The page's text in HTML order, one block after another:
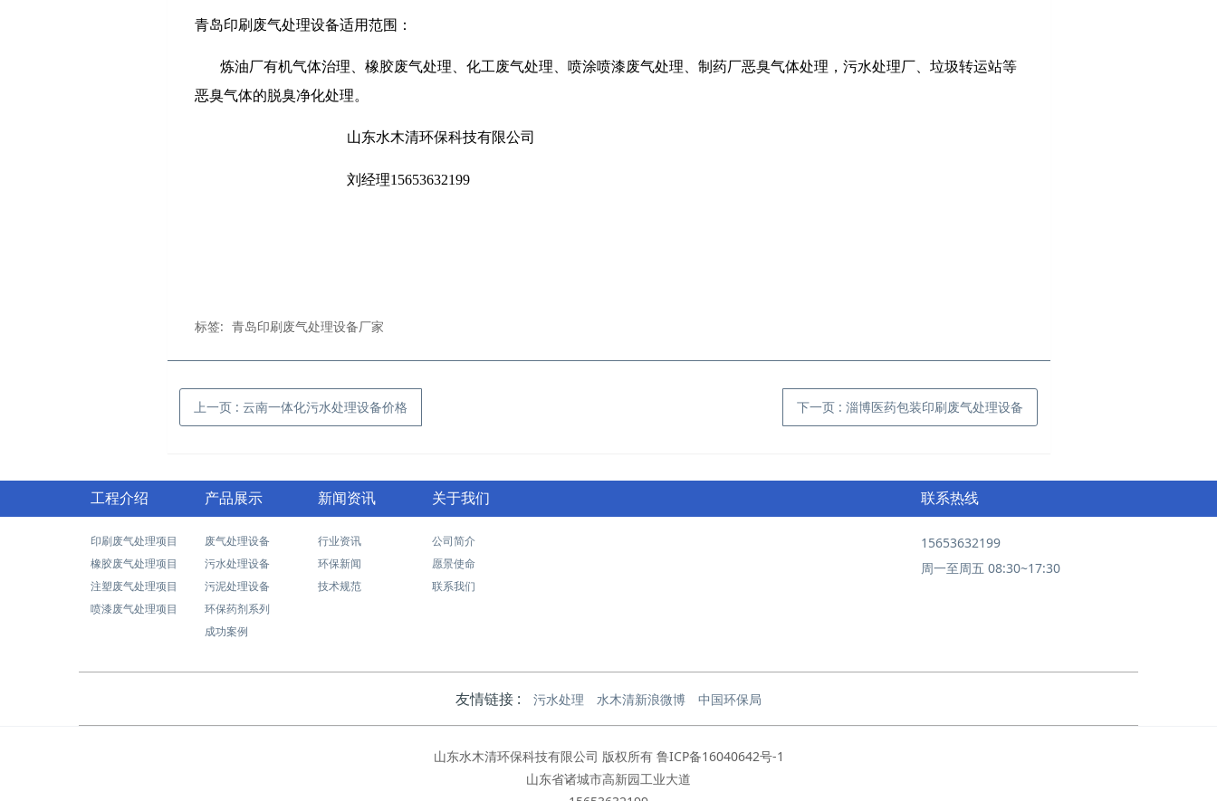
青岛印刷废气处理设备适用范围：
炼油厂有机气体治理、橡胶废气处理、化工废气处理、喷涂喷漆废气处理、制药厂恶臭气体处理，污水处理厂、垃圾转运站等
恶臭气体的脱臭净化处理。
山东水木清环保科技有限公司
刘经理15653632199
标签: 青岛印刷废气处理设备厂家
上一页 : 云南一体化污水处理设备价格 下一页 : 淄博医药包装印刷废气处理设备
工程介绍
印刷废气处理项目
橡胶废气处理项目
注塑废气处理项目
喷漆废气处理项目
产品展示
废气处理设备
污水处理设备
污泥处理设备
环保药剂系列
成功案例
新闻资讯
行业资讯
环保新闻
技术规范
关于我们
公司简介
愿景使命
联系我们
联系热线
15653632199
周一至周五 08:30~17:30
友情链接 : 污水处理 水木清新浪微博 中国环保局
山东水木清环保科技有限公司 版权所有 鲁ICP备16040642号-1
山东省诸城市高新园工业大道